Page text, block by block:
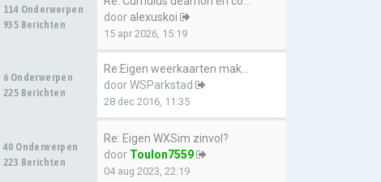
114 Onderwerpen
935 Berichten
door alexuskoi
15 apr 2026, 15:19
6 Onderwerpen
225 Berichten
doorWSParkstad
28 dec 2016, 11:35
40 Onderwerpen
223 Berichten
Re: Eigen WXSim zinvol?
door Toulon7559
04 aug 2023, 22:19